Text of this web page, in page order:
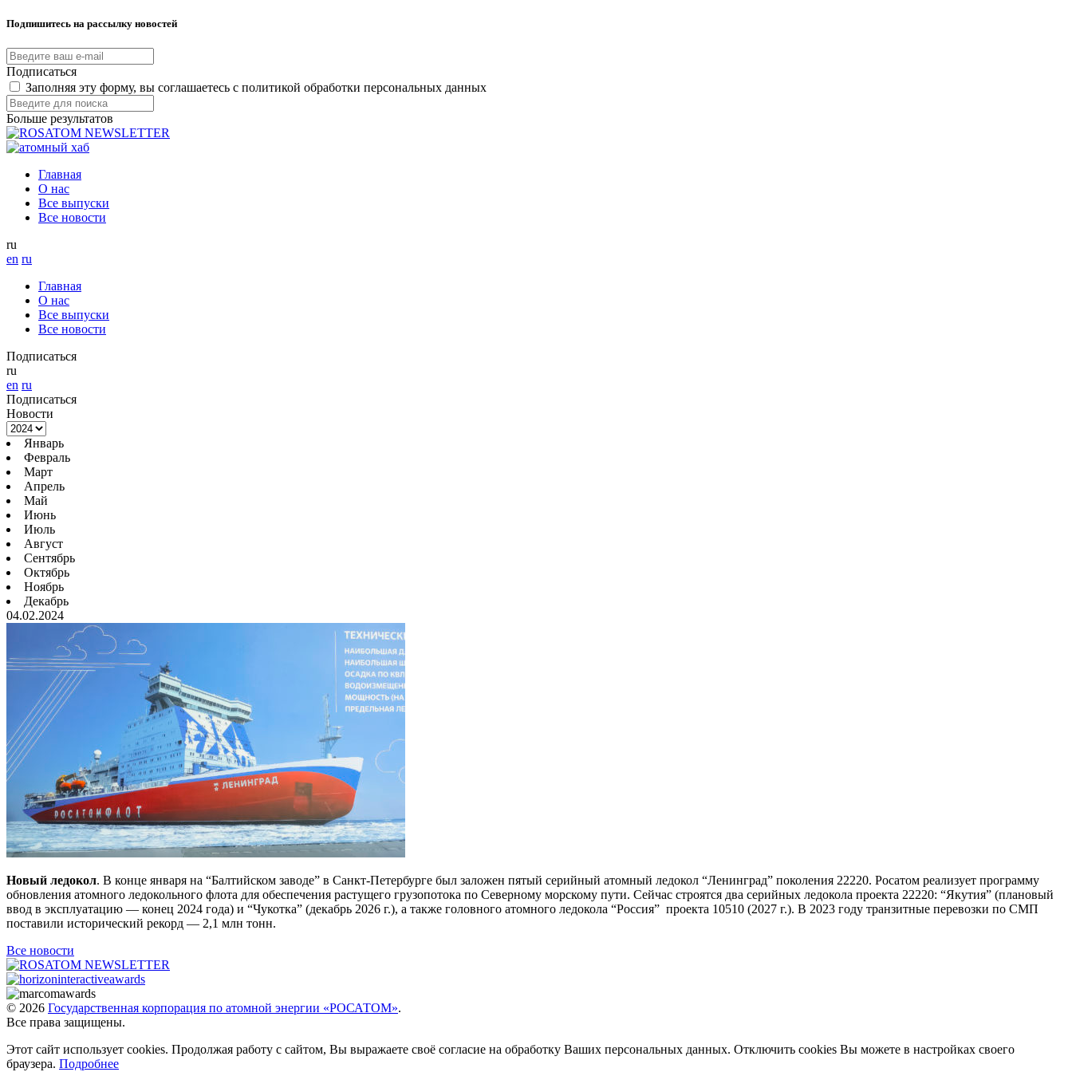
Подпишитесь на рассылку новостей
Подписаться
Заполняя эту форму, вы соглашаетесь с политикой обработки персональных данных
Больше результатов
Главная
О нас
Все выпуски
Все новости
ru
en ru
Главная
О нас
Все выпуски
Все новости
Подписаться
ru
en ru
Подписаться
Новости
Январь
Февраль
Март
Апрель
Май
Июнь
Июль
Август
Сентябрь
Октябрь
Ноябрь
Декабрь
04.02.2024
Новый ледокол. В конце января на “Балтийском заводе” в Санкт-Петербурге был заложен пятый серийный атомный ледокол “Ленинград” поколения 22220. Росатом реализует программу
обновления атомного ледокольного флота для обеспечения растущего грузопотока по Северному морскому пути. Сейчас строятся два серийных ледокола проекта 22220: “Якутия” (плановый
ввод в эксплуатацию — конец 2024 года) и “Чукотка” (декабрь 2026 г.), а также головного атомного ледокола “Россия” проекта 10510 (2027 г.). В 2023 году транзитные перевозки по СМП
поставили исторический рекорд — 2,1 млн тонн.
Все новости
© 2026 Государственная корпорация по атомной энергии «РОСАТОМ».
Все права защищены.
Этот сайт использует cookies. Продолжая работу с сайтом, Вы выражаете своё согласие на обработку Ваших персональных данных. Отключить cookies Вы можете в настройках своего
браузера. Подробнее